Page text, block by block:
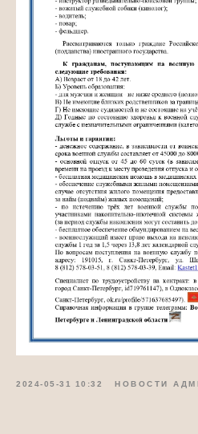
2024-05-31 10:32 НОВОСТИ